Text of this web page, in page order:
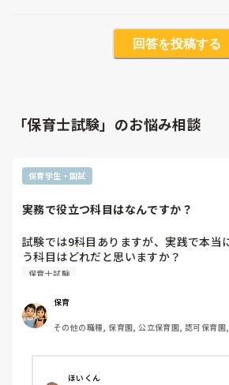
回答を投稿する
「保育士試験」のお悩み相談
保育学生・国試
実務で役立つ科目はなんですか？
試験では9科目ありますが、実践で本当
う科目はどれだと思いますか？
また逆に1番実践で役立つてないと思う
保育士試験
保育
その他の職種, 保育園, 公立保育園, 認可保育園
ほいくん